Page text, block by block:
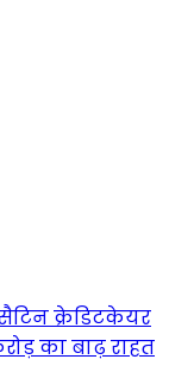
क्रेडिटकेयर
का बाढ़ राहत